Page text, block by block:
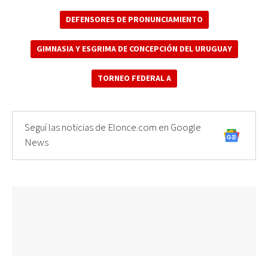
DEFENSORES DE PRONUNCIAMIENTO
GIMNASIA Y ESGRIMA DE CONCEPCIÓN DEL URUGUAY
TORNEO FEDERAL A
Seguí las noticias de Elonce.com en Google
News